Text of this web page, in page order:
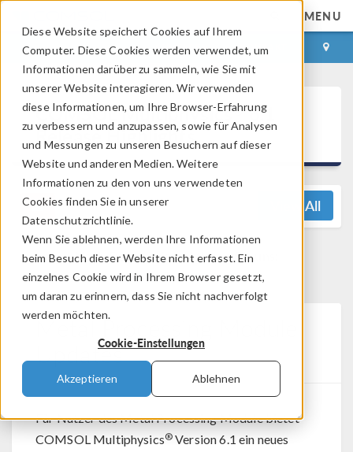
Diese Website speichert Cookies auf Ihrem
Computer. Diese Cookies werden verwendet, um
Informationen darüber zu sammeln, wie Sie mit
unserer Website interagieren. Wir verwenden
diese Informationen, um Ihre Browser-Erfahrung
zu verbessern und anzupassen, sowie für Analysen
und Messungen zu unseren Besuchern auf dieser
Website und anderen Medien. Weitere
Informationen zu den von uns verwendeten
Cookies finden Sie in unserer
Datenschutzrichtlinie.
Wenn Sie ablehnen, werden Ihre Informationen
beim Besuch dieser Website nicht erfasst. Ein
einzelnes Cookie wird in Ihrem Browser gesetzt,
um daran zu erinnern, dass Sie nicht nachverfolgt
werden möchten.
Cookie-Einstellungen
Akzeptieren Ablehnen
MENU
ANMELDEN KONTAKT
COMSOL Multiphysics®6.1
Release Highlights
View All
Noch Fragen? Kontaktieren Sie uns:
support@comsol.com
Metal Processing Module
Updates
Für Nutzer des Metal Processing Module bietet
COMSOL Multiphysics® Version 6.1 ein neues